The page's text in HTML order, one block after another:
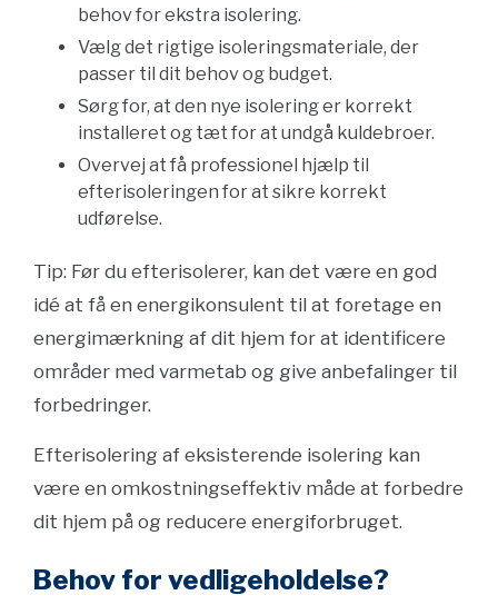
behov for ekstra isolering.
Vælg det rigtige isoleringsmateriale, der
passer til dit behov og budget.
Sørg for, at den nye isolering er korrekt
installeret og tæt for at undgå kuldebroer.
Overvej at få professionel hjælp til
efterisoleringen for at sikre korrekt
udførelse.
Tip: Før du efterisolerer, kan det være en god
idé at få en energikonsulent til at foretage en
energimærkning af dit hjem for at identificere
områder med varmetab og give anbefalinger til
forbedringer.
Efterisolering af eksisterende isolering kan
være en omkostningseffektiv måde at forbedre
dit hjem på og reducere energiforbruget.
Behov for vedligeholdelse?